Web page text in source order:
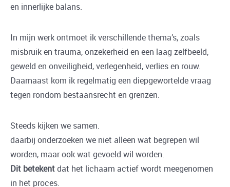
en innerlijke balans.
In mijn werk ontmoet ik verschillende thema’s, zoals
misbruik en trauma, onzekerheid en een laag zelfbeeld,
geweld en onveiligheid, verlegenheid, verlies en rouw.
Daarnaast kom ik regelmatig een diepgewortelde vraag
tegen rondom bestaansrecht en grenzen.
Steeds kijken we samen.
daarbij onderzoeken we niet alleen wat begrepen wil
worden, maar ook wat gevoeld wil worden.
Dit betekentdat het lichaam actief wordt meegenomen
in het proces.